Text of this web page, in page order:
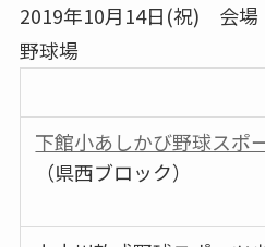
2019年10月14日(祝) 会場
野球場
下館小あしかび野球スポ
（県西ブロック）